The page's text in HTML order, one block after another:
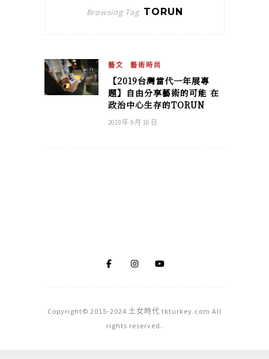
Browsing Tag TORUN
藝文 藝術時尚
【2019台灣當代一年展專
題】自由分享藝術的可能 在
政治中心生存的TORUN
2019 年 9 月 16 日
Copyright© 2015-2024 土女時代 tkturkey.com All
rights reserved.